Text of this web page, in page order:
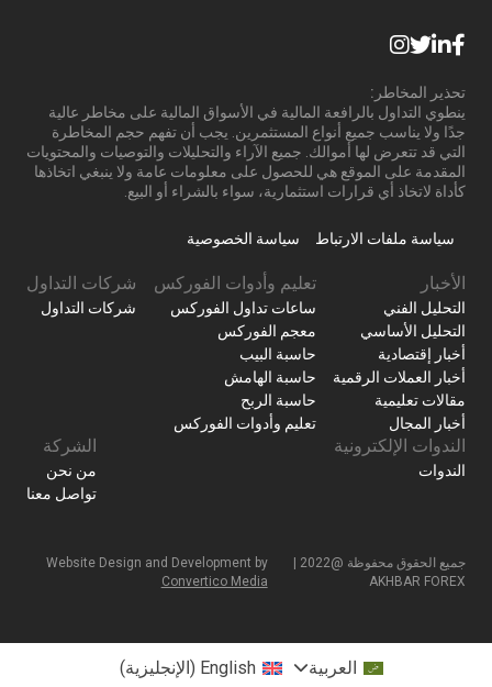
تحذير المخاطر:
ينطوي التداول بالرافعة المالية في الأسواق المالية على مخاطر عالية
جدًا ولا يناسب جميع أنواع المستثمرين. يجب أن تفهم حجم المخاطرة
التي قد تتعرض لها أموالك. جميع الآراء والتحليلات والتوصيات والمحتويات
المقدمة على الموقع هي للحصول على معلومات عامة ولا ينبغي اتخاذها
كأداة لاتخاذ أي قرارات استثمارية، سواء بالشراء أو البيع.
سياسة ملفات الارتباط سياسة الخصوصية
الأخبار
التحليل الفني
التحليل الأساسي
أخبار إقتصادية
أخبار العملات الرقمية
مقالات تعليمية
أخبار المجال
تعليم وأدوات الفوركس
ساعات تداول الفوركس
معجم الفوركس
حاسبة البيب
حاسبة الهامش
حاسبة الربح
تعليم وأدوات الفوركس
شركات التداول
شركات التداول
الندوات الإلكترونية
الندوات
الشركة
من نحن
تواصل معنا
جميع الحقوق محفوظة @2022 |
AKHBAR FOREX
Website Design and Development by
Convertico Media
العربية English
(الإنجليزية)